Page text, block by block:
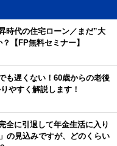
時代の住宅ローン／まだ”大
【FP無料セミナー】
も遅くない！60歳からの老後
やすく解説します！
全に引退して年金生活に入り
の見込みですが、どのくらい